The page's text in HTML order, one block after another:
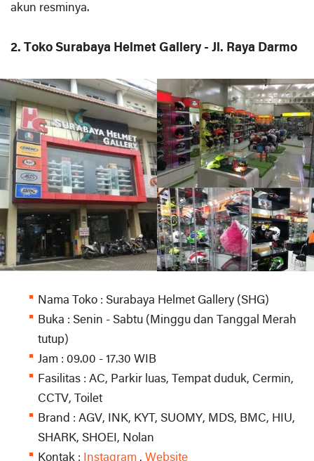
akun resminya.
2. Toko Surabaya Helmet Gallery - Jl. Raya Darmo
Nama Toko : Surabaya Helmet Gallery (SHG)
Buka : Senin - Sabtu (Minggu dan Tanggal Merah
tutup)
Jam : 09.00 - 17.30 WIB
Fasilitas : AC, Parkir luas, Tempat duduk, Cermin,
CCTV, Toilet
Brand : AGV, INK, KYT, SUOMY, MDS, BMC, HIU,
SHARK, SHOEI, Nolan
Kontak :
Instagram , Website